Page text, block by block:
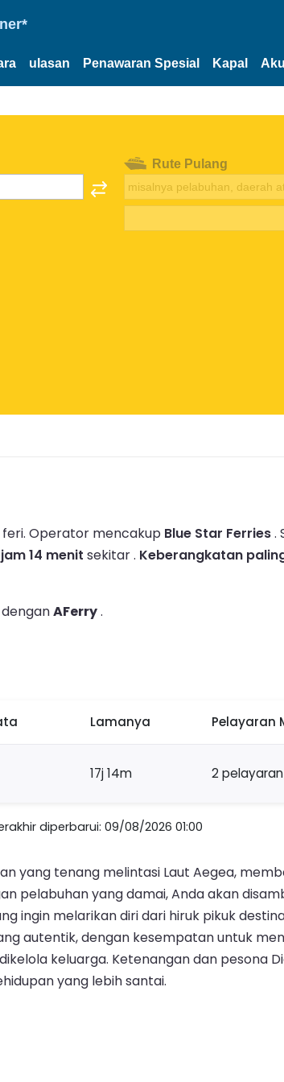
ulasan Penawaran Spesial Kapal
Rute Pulang
Operator mencakup Blue Star Ferries.
jam 14 menit sekitar . Keberangkatan
AFerry.
Lamanya Pelayaran
17j 14m 2 pelayaran
diperbarui: 09/08/2026 01:00
yang tenang melintasi Laut Aegea,
pelabuhan yang damai, Anda akan
ingin melarikan diri dari hiruk pikuk
autentik, dengan kesempatan untuk
keluarga. Ketenangan dan
yang lebih santai.